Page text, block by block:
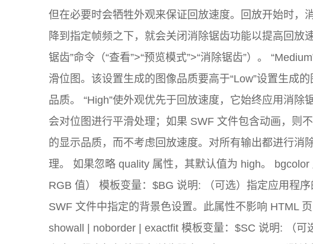
但在必要时会牺牲外观来保证回放速度。回放开始时，
降到指定帧频之下，就会关闭消除锯齿功能以提高回放
锯齿”命令（“查看”>“预览模式”>“消除锯齿”）。
滑位图。该设置生成的图像品质要高于“Low”设置生成
品质。 “High”使外观优先于回放速度，它始终应用消除
会对位图进行平滑处理；如果 SWF 文件包含动画，则
的显示品质，而不考虑回放速度。对所有输出都进行消
理。 如果忽略 quality 属性，其默认值为 high。
RGB 值） 模板变量：$BG 说明: （可选）指定应用程
SWF 文件中指定的背景色设置。此属性不影响 HTML
showall | noborder | exactfit 模板变量：$SC 说明: （